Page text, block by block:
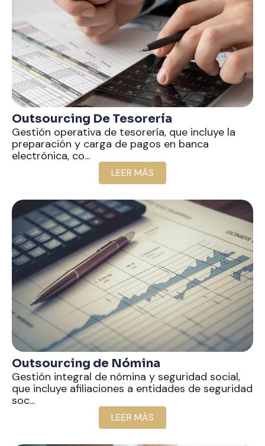
Outsourcing De Tesorería
Gestión operativa de tesorería, que incluye la
preparación y carga de pagos en banca
electrónica, co...
LEER MÁS
Outsourcing de Nómina
Gestión integral de nómina y seguridad social,
que incluye afiliaciones a entidades de seguridad
soc...
LEER MÁS